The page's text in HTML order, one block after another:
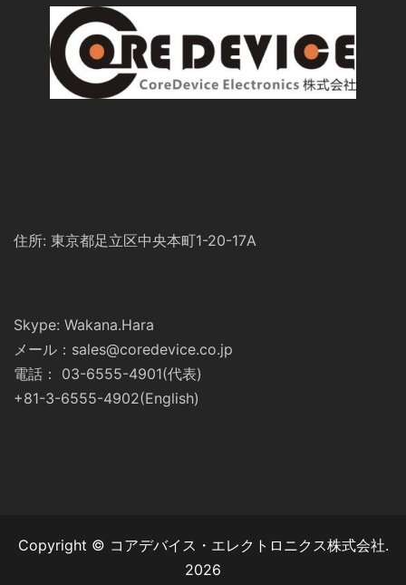
住所: 東京都足立区中央本町1-20-17A
Skype: Wakana.Hara
メール：sales@coredevice.co.jp
電話： 03-6555-4901(代表)
+81-3-6555-4902(English)
Copyright © コアデバイス・エレクトロニクス株式会社.
2026